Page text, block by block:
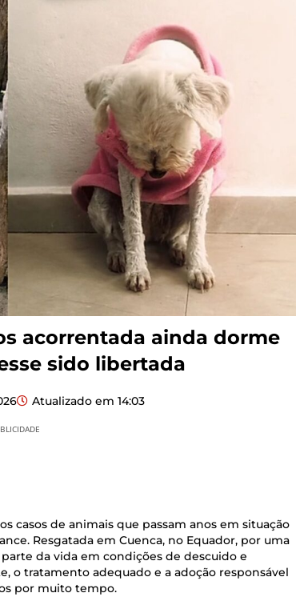
acorrentada ainda dorme
sido libertada
Atualizado em 14:03
casos de animais que passam anos em situação
Resgatada em Cuenca, no Equador, por uma
da vida em condições de descuido e
o tratamento adequado e a adoção responsável
por muito tempo.